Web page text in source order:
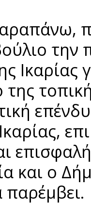
την
Ικαρίας
και ο
παρέμβει.